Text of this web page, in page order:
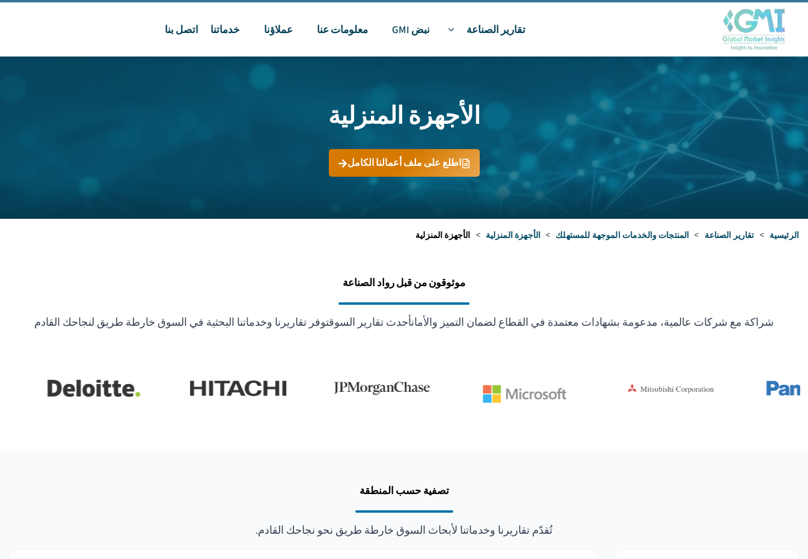
تقارير الصناعة نبض GMI معلومات عنا عملاؤنا خدماتنا اتصل بنا
الأجهزة المنزلية
اطلع على ملف أعمالنا الكامل
الرئيسية > تقارير الصناعة > المنتجات والخدمات الموجهة للمستهلك > الأجهزة المنزلية > الأجهزة المنزلية
موثوقون من قبل رواد الصناعة
شراكة مع شركات عالمية، مدعومة بشهادات معتمدة في القطاع لضمان التميز والأمانأحدث تقارير السوقتوفر تقاريرنا وخدماتنا البحثية في السوق خارطة طريق لنجاحك القادم
تصفية حسب المنطقة
تُقدّم تقاريرنا وخدماتنا لأبحاث السوق خارطة طريق نحو نجاحك القادم.